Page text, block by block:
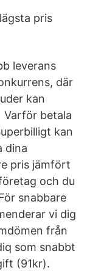
pris
leverans
där
kan
Varför betala
kan
dina
pris jämfört
och du
snabbare
vi dig
från
som snabbt
(91kr).